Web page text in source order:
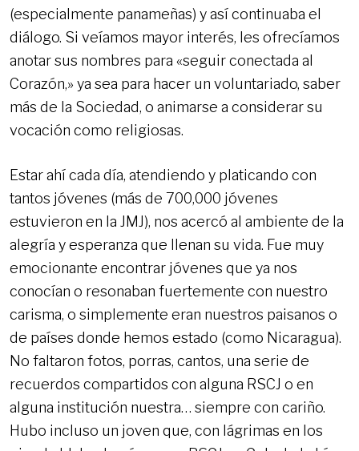
(especialmente panameñas) y así continuaba el
diálogo. Si veíamos mayor interés, les ofrecíamos
anotar sus nombres para «seguir conectada al
Corazón,» ya sea para hacer un voluntariado, saber
más de la Sociedad, o animarse a considerar su
vocación como religiosas.
Estar ahí cada día, atendiendo y platicando con
tantos jóvenes (más de 700,000 jóvenes
estuvieron en la JMJ), nos acercó al ambiente de la
alegría y esperanza que llenan su vida. Fue muy
emocionante encontrar jóvenes que ya nos
conocían o resonaban fuertemente con nuestro
carisma, o simplemente eran nuestros paisanos o
de países donde hemos estado (como Nicaragua).
No faltaron fotos, porras, cantos, una serie de
recuerdos compartidos con alguna RSCJ o en
alguna institución nuestra… siempre con cariño.
Hubo incluso un joven que, con lágrimas en los